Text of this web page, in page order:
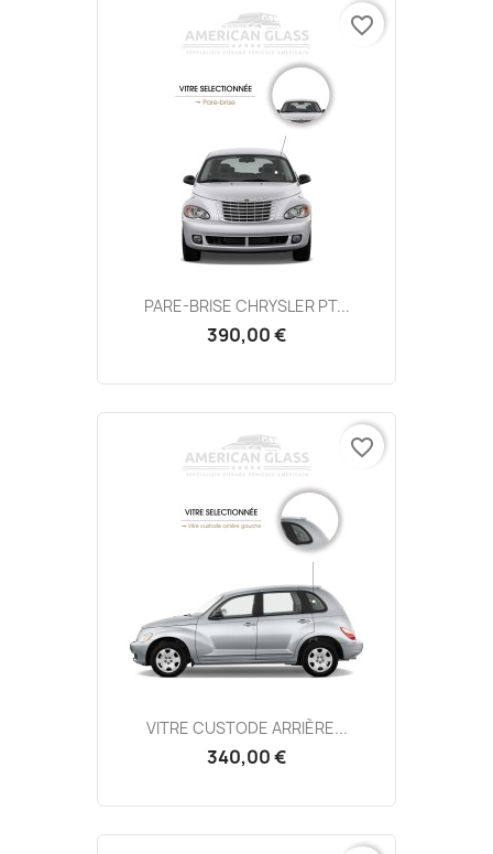
PARE-BRISE CHRYSLER PT...
390,00 €
favorite_border
VITRE CUSTODE ARRIÈRE...
340,00 €
favorite_border